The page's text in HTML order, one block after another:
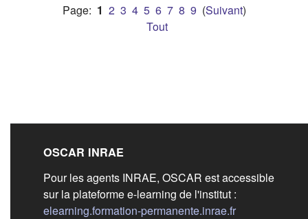
Page: 1 2 3 4 5 6 7 8 9 (Suivant)
Tout
Liens de bas de
OSCAR INRAE
Pour les agents INRAE, OSCAR est accessible
sur la plateforme e-learning de l'institut :
elearning.formation-permanente.inrae.fr(s'ouvre dans